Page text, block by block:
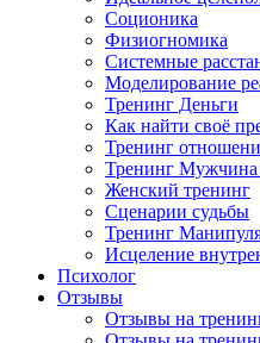
Соционика
Физиогномика
Системные
Моделирование
Тренинг Деньги
Как найти своё
Тренинг
Тренинг
Женский тренинг
Сценарии судьбы
Тренинг
Исцеление
Психолог
Отзывы
Отзывы на